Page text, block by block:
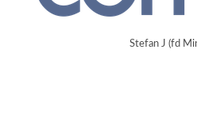
Stefan J (fd